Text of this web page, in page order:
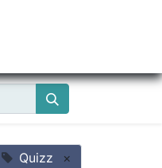
Quizz ×